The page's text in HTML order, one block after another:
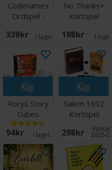
8
Codenames
Ordspel -
339 SEK I lager: 20+
No Thanks+
Kortspel
198 SEK I
8
Köp
Rorys Story
Cubes
Tärningsspel
94 SEK I lager:
Köp
Salem 1692
Kortspel
298 SEK 2026-